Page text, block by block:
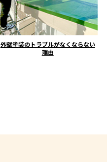
外壁塗装のトラブルがなくならない
理由